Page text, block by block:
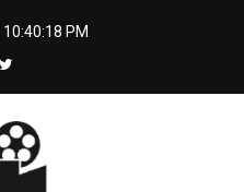
10:40:19 PM